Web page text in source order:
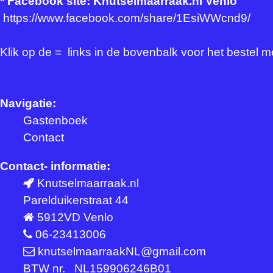
https://www.facebook.com/share/1EsiWWcnd9/
Klik op de = links in de bovenbalk voor het bestel
Navigatie:
Gastenboek
Contact
Contact- informatie:
Knutselmaarraak.nl
Parelduikerstraat 44
5912VD Venlo
06-23413006
knutselmaarraakNL@gmail.com
BTW nr. NL159906246B01